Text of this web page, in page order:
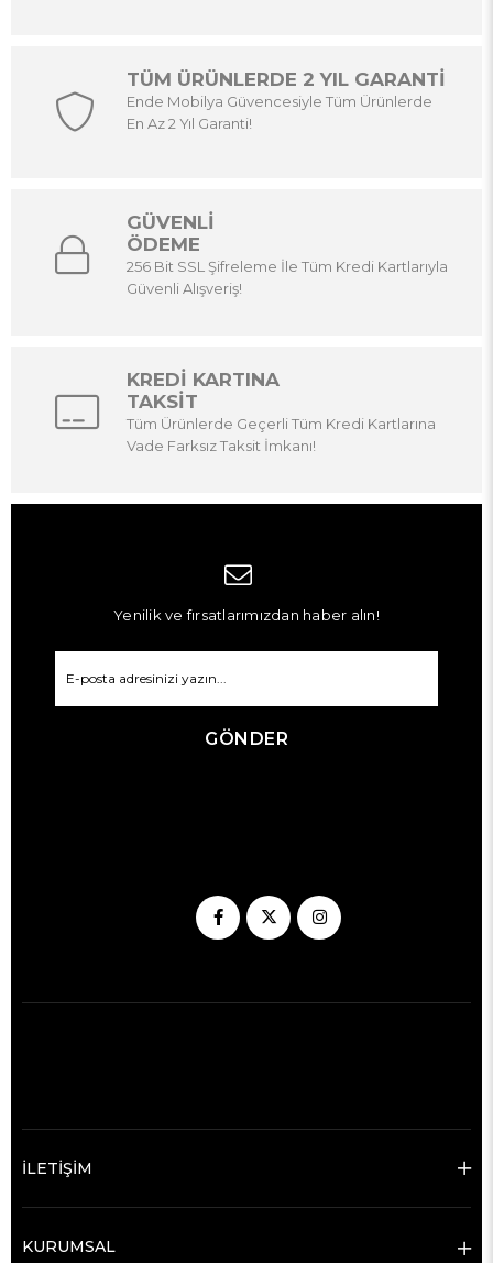
TÜM ÜRÜNLERDE 2 YIL GARANTİ
Ende Mobilya Güvencesiyle Tüm Ürünlerde
En Az 2 Yıl Garanti!
GÜVENLİ
ÖDEME
256 Bit SSL Şifreleme İle Tüm Kredi Kartlarıyla
Güvenli Alışveriş!
KREDİ KARTINA
TAKSİT
Tüm Ürünlerde Geçerli Tüm Kredi Kartlarına
Vade Farksız Taksit İmkanı!
Yenilik ve fırsatlarımızdan haber alın!
GÖNDER
İLETİŞİM
KURUMSAL